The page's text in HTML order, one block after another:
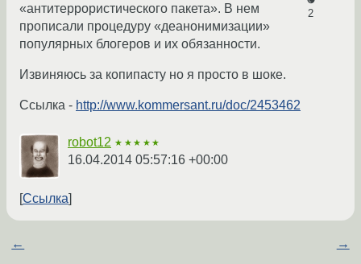
2
«антитеррористического пакета». В нем
прописали процедуру «деанонимизации»
популярных блогеров и их обязанности.
Извиняюсь за копипасту но я просто в шоке.
Ссылка - http://www.kommersant.ru/doc/2453462
robot12 ★★★★★
16.04.2014 05:57:16 +00:00
Ссылка
← →